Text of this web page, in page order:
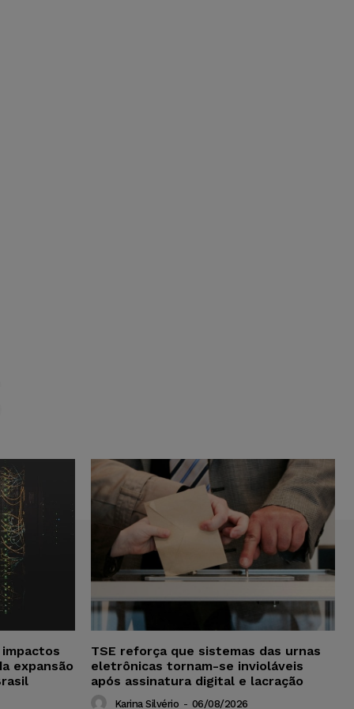
expansão
TSE reforça que sistemas das urnas
eletrônicas tornam-se invioláveis
após assinatura digital e lacração
Karina Silvério - 06/08/2026